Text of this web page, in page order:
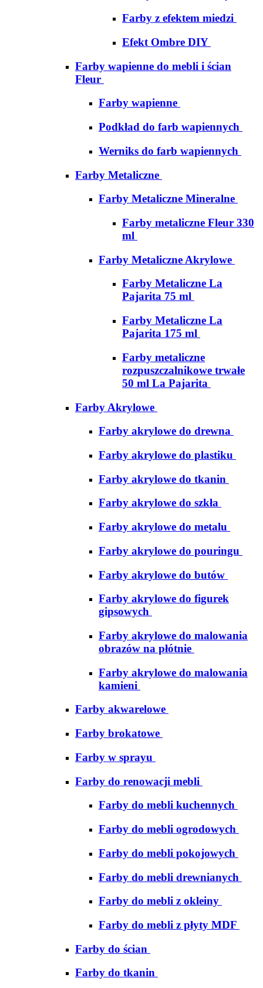
Farby z efektem miedzi
Efekt Ombre DIY
Farby wapienne do mebli i ścian
Fleur
Farby wapienne
Podkład do farb wapiennych
Werniks do farb wapiennych
Farby Metaliczne
Farby Metaliczne Mineralne
Farby metaliczne Fleur 330
ml
Farby Metaliczne Akrylowe
Farby Metaliczne La
Pajarita 75 ml
Farby Metaliczne La
Pajarita 175 ml
Farby metaliczne
rozpuszczalnikowe trwałe
50 ml La Pajarita
Farby Akrylowe
Farby akrylowe do drewna
Farby akrylowe do plastiku
Farby akrylowe do tkanin
Farby akrylowe do szkła
Farby akrylowe do metalu
Farby akrylowe do pouringu
Farby akrylowe do butów
Farby akrylowe do figurek
gipsowych
Farby akrylowe do malowania
obrazów na płótnie
Farby akrylowe do malowania
kamieni
Farby akwarelowe
Farby brokatowe
Farby w sprayu
Farby do renowacji mebli
Farby do mebli kuchennych
Farby do mebli ogrodowych
Farby do mebli pokojowych
Farby do mebli drewnianych
Farby do mebli z okleiny
Farby do mebli z płyty MDF
Farby do ścian
Farby do tkanin